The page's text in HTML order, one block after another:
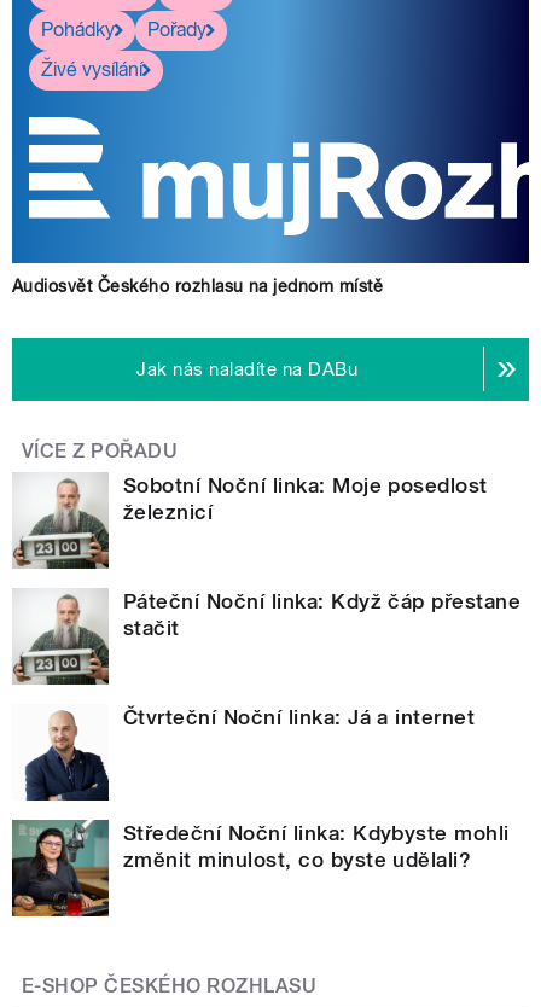
Pohádky
Pořady
Živé vysílání
Audiosvět Českého rozhlasu na jednom místě
Jak nás naladíte na DABu
VÍCE Z POŘADU
Sobotní Noční linka: Moje posedlost
železnicí
Páteční Noční linka: Když čáp přestane
stačit
Čtvrteční Noční linka: Já a internet
Středeční Noční linka: Kdybyste mohli
změnit minulost, co byste udělali?
E-SHOP ČESKÉHO ROZHLASU